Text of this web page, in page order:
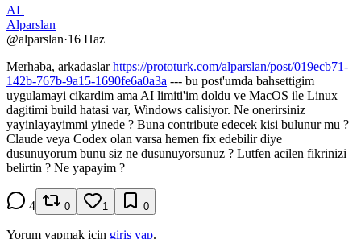
AL
Alparslan
@alparslan·16 Haz
Merhaba, arkadaslarhttps://prototurk.com/alparslan/post/019ecb71-
142b-767b-9a15-1690fe6a0a3a --- bu post'umda bahsettigim
uygulamayi cikardim ama AI limiti'im doldu ve MacOS ile Linux
dagitimi build hatasi var, Windows calisiyor. Ne onerirsiniz
yayinlayayimmi yinede ? Buna contribute edecek kisi bulunur mu ?
Claude veya Codex olan varsa hemen fix edebilir diye
dusunuyorum bunu siz ne dusunuyorsunuz ? Lutfen acilen fikrinizi
belirtin ? Ne yapayim ?
4 0 1 0
Yorum yapmak için giriş yap.